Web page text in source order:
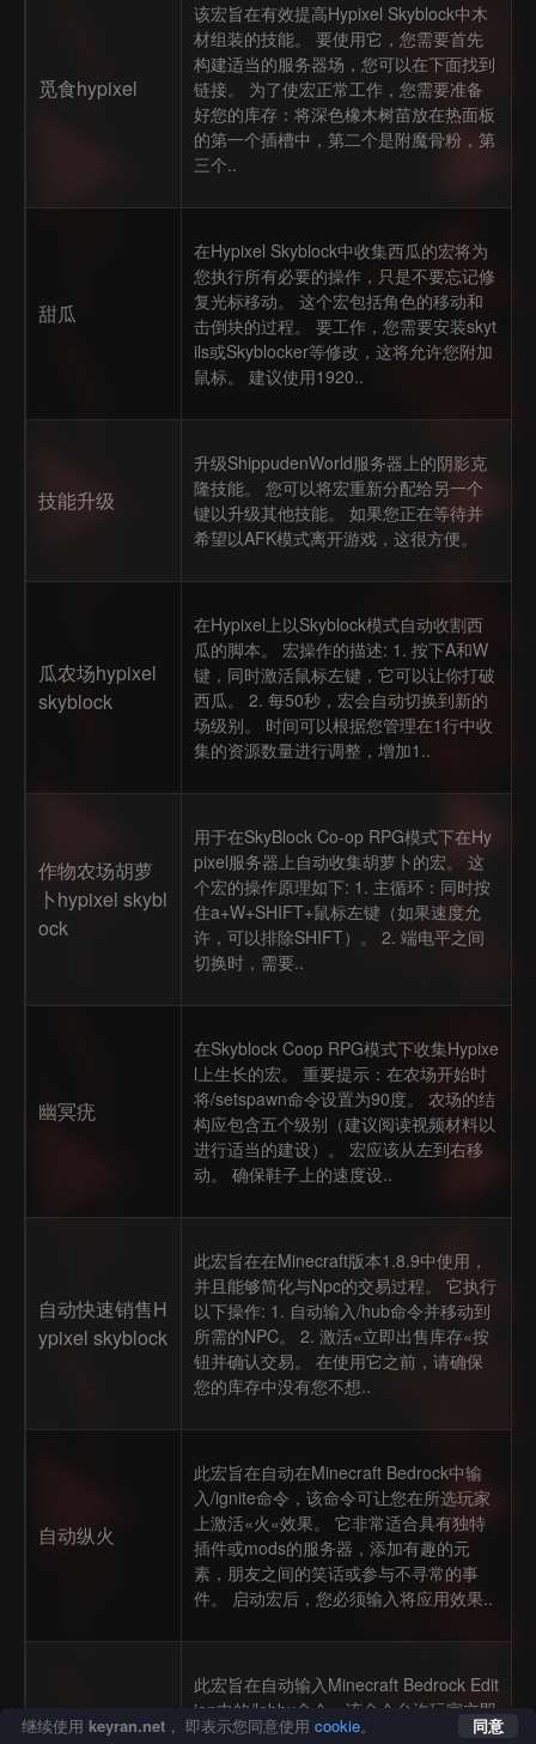
觅食hypixel
该宏旨在有效提高Hypixel Skyblock中木
材组装的技能。 要使用它，您需要首先
构建适当的服务器场，您可以在下面找到
链接。 为了使宏正常工作，您需要准备
好您的库存：将深色橡木树苗放在热面板
的第一个插槽中，第二个是附魔骨粉，第
三个..
甜瓜
在Hypixel Skyblock中收集西瓜的宏将为
您执行所有必要的操作，只是不要忘记修
复光标移动。 这个宏包括角色的移动和
击倒块的过程。 要工作，您需要安装skyt
ils或Skyblocker等修改，这将允许您附加
鼠标。 建议使用1920..
技能升级
升级ShippudenWorld服务器上的阴影克
隆技能。 您可以将宏重新分配给另一个
键以升级其他技能。 如果您正在等待并
希望以AFK模式离开游戏，这很方便。
瓜农场hypixel
skyblock
在Hypixel上以Skyblock模式自动收割西
瓜的脚本。 宏操作的描述: 1. 按下A和W
键，同时激活鼠标左键，它可以让你打破
西瓜。 2. 每50秒，宏会自动切换到新的
场级别。 时间可以根据您管理在1行中收
集的资源数量进行调整，增加1..
作物农场胡萝
卜hypixel skybl
ock
用于在SkyBlock Co-op RPG模式下在Hy
pixel服务器上自动收集胡萝卜的宏。 这
个宏的操作原理如下: 1. 主循环：同时按
住a+W+SHIFT+鼠标左键（如果速度允
许，可以排除SHIFT）。 2. 端电平之间
切换时，需要..
幽冥疣
在Skyblock Coop RPG模式下收集Hypixe
l上生长的宏。 重要提示：在农场开始时
将/setspawn命令设置为90度。 农场的结
构应包含五个级别（建议阅读视频材料以
进行适当的建设）。 宏应该从左到右移
动。 确保鞋子上的速度设..
自动快速销售H
ypixel skyblock
此宏旨在在Minecraft版本1.8.9中使用，
并且能够简化与Npc的交易过程。 它执行
以下操作: 1. 自动输入/hub命令并移动到
所需的NPC。 2. 激活«立即出售库存«按
钮并确认交易。 在使用它之前，请确保
您的库存中没有您不想..
自动纵火
此宏旨在自动在Minecraft Bedrock中输
入/ignite命令，该命令可让您在所选玩家
上激活«火«效果。 它非常适合具有独特
插件或mods的服务器，添加有趣的元
素，朋友之间的笑话或参与不寻常的事
件。 启动宏后，您必须输入将应用效果..
此宏旨在自动输入Minecraft Bedrock Edit
ion中的/lobby命令，该命令允许玩家立即
返回服务器的主大厅。 对于迷你游戏服